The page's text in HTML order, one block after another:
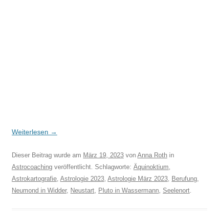
Weiterlesen →
Dieser Beitrag wurde am März 19, 2023 von Anna Roth in
Astrocoaching veröffentlicht. Schlagworte: Äquinoktium,
Astrokartografie, Astrologie 2023, Astrologie März 2023, Berufung,
Neumond in Widder, Neustart, Pluto in Wassermann, Seelenort.